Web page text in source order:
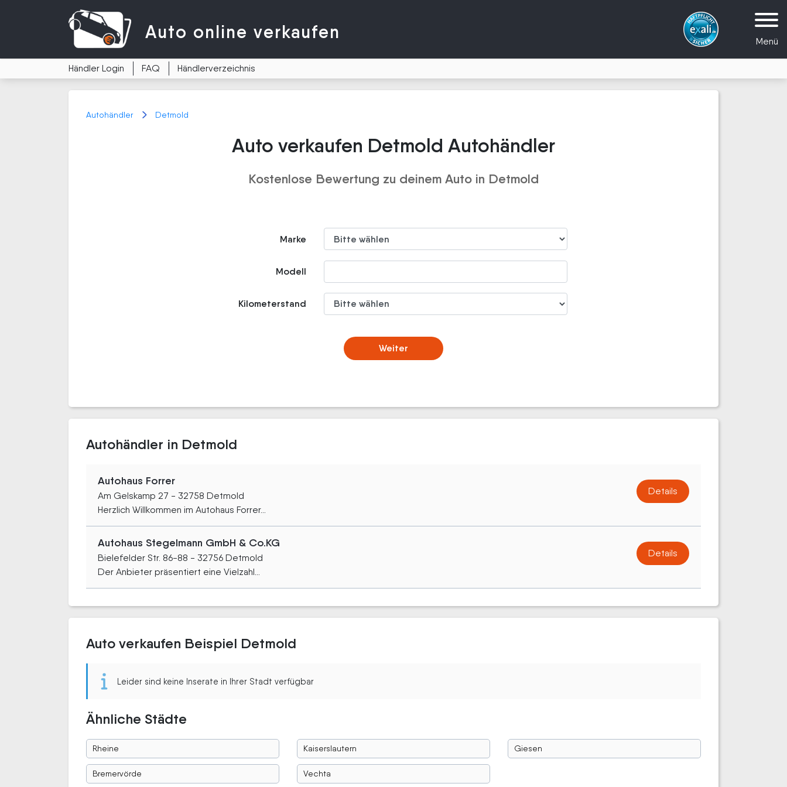
Menü
Auto online verkaufen
Händler Login FAQ Händlerverzeichnis
Autohändler Detmold
Auto verkaufen Detmold Autohändler
Kostenlose Bewertung zu deinem Auto in Detmold
Marke
Modell
Kilometerstand
Weiter
Autohändler in Detmold
Autohaus Forrer
Am Gelskamp 27 - 32758 Detmold
Herzlich Willkommen im Autohaus Forrer...
Details
Autohaus Stegelmann GmbH & Co.KG
Bielefelder Str. 86-88 - 32756 Detmold
Der Anbieter präsentiert eine Vielzahl...
Details
Auto verkaufen Beispiel Detmold
Leider sind keine Inserate in Ihrer Stadt verfügbar
Ähnliche Städte
Rheine Kaiserslautern Giesen
Bremervörde Vechta